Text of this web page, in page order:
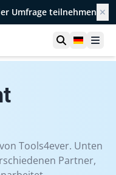
Umfrage teilnehmen ✕
Suche
Tools4ever. Unten
Partner,